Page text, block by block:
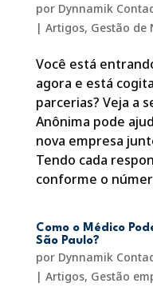
por Dynnamik
| Artigos, Gestão de
Você está
agora e está
parcerias? Veja a
Anônima pode
nova empresa
Tendo cada
conforme o
Como o Médico
São Paulo?
por Dynnamik
| Artigos, Gestão